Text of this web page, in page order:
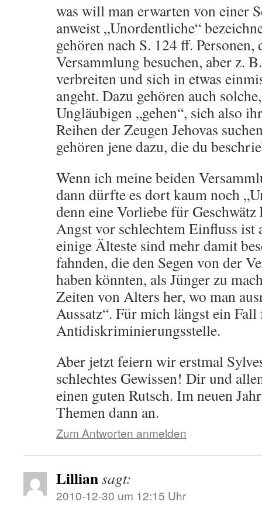
was will man erwarten von einer
anweist „Unordentliche“
gehören nach S. 124 ff. Personen,
Versammlung besuchen, aber z.
verbreiten und sich in etwas
angeht. Dazu gehören auch
Ungläubigen „gehen“, sich also
Reihen der Zeugen Jehovas
gehören jene dazu, die du
Wenn ich meine beiden
dann dürfte es dort kaum noch
denn eine Vorliebe für
Angst vor schlechtem Einfluss ist
einige Älteste sind mehr damit
fahnden, die den Segen von der
haben könnten, als Jünger zu
Zeiten von Alters her, wo man
Aussatz“. Für mich längst ein
Antidiskriminierungsstelle.
Aber jetzt feiern wir erstmal
schlechtes Gewissen! Dir und
einen guten Rutsch. Im neuen
Themen dann an.
Zum Antworten anmelden
Lilliansagt:
2010-12-30 um 12:15 Uhr